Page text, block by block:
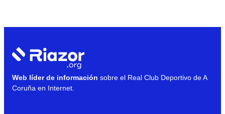
Web líder de información sobre el Real Club Deportivo de A
Coruña en Internet.